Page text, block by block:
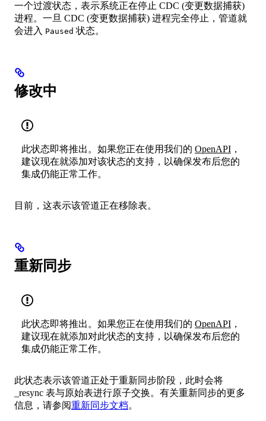
一个过渡状态，表示系统正在停止 CDC (变更数据捕获)
进程。一旦 CDC (变更数据捕获) 进程完全停止，管道就
会进入 Paused 状态。
修改中
此状态即将推出。如果您正在使用我们的 OpenAPI ，
建议现在就添加对该状态的支持，以确保发布后您的
集成仍能正常工作。
目前，这表示该管道正在移除表。
重新同步
此状态即将推出。如果您正在使用我们的 OpenAPI ，
建议现在就添加对此状态的支持，以确保发布后您的
集成仍能正常工作。
此状态表示该管道正处于重新同步阶段，此时会将
_resync 表与原始表进行原子交换。有关重新同步的更多
信息，请参阅重新同步文档。